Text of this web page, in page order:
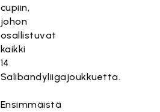
cupiin,
johon
osallistuvat
kaikki
14
Salibandyliigajoukkuetta.
Ensimmäistä